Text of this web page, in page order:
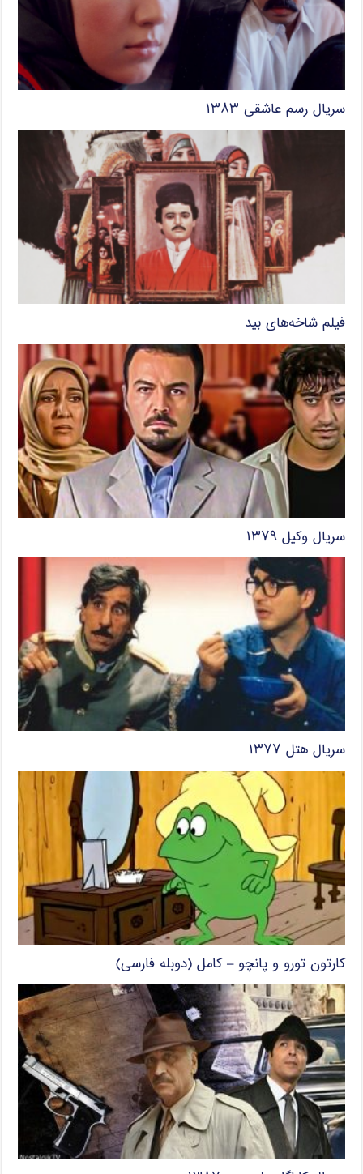
سریال رسم عاشقی ۱۳۸۳
فیلم شاخه‌های بید
سریال وکیل ۱۳۷۹
سریال هتل ۱۳۷۷
کارتون تورو و پانچو – کامل (دوبله فارسی)